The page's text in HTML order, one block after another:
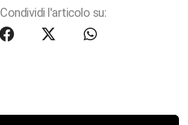
Condividi l'articolo su: